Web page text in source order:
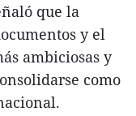
que la
y el
ambiciosas y
como